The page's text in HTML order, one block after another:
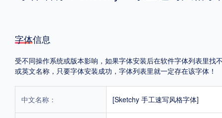
中国大陆 中国港澳台 更多
POP字体下载 字库打包下载 海报素材下载
字体信息
受不同操作系统或版本影响，如果字体安装后在软件字体列表里
或英文名称，只要字体安装成功，字体列表里就一定存在该字体！
中文名称： [Sketchy 手工速写风格字体]